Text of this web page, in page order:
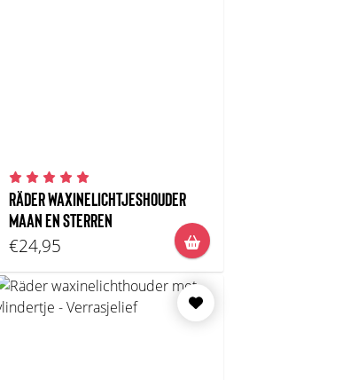
RÄDER WAXINELICHTJESHOUDER
MAAN EN STERREN
€24,95